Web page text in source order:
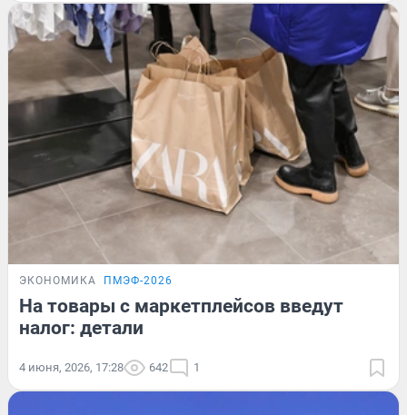
ЭКОНОМИКА ПМЭФ-2026
На товары с маркетплейсов введут
налог: детали
4 июня, 2026, 17:28 642 1